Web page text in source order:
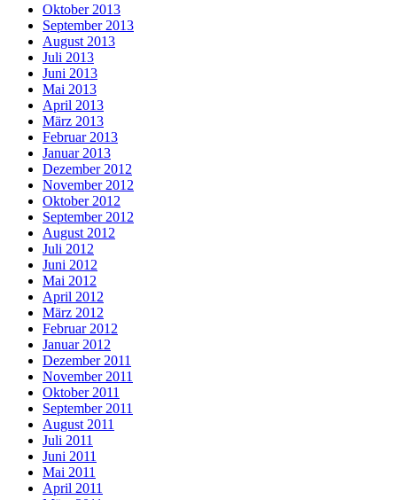
Oktober 2013
September 2013
August 2013
Juli 2013
Juni 2013
Mai 2013
April 2013
März 2013
Februar 2013
Januar 2013
Dezember 2012
November 2012
Oktober 2012
September 2012
August 2012
Juli 2012
Juni 2012
Mai 2012
April 2012
März 2012
Februar 2012
Januar 2012
Dezember 2011
November 2011
Oktober 2011
September 2011
August 2011
Juli 2011
Juni 2011
Mai 2011
April 2011